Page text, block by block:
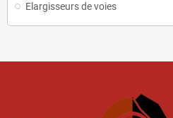
Elargisseurs de voies